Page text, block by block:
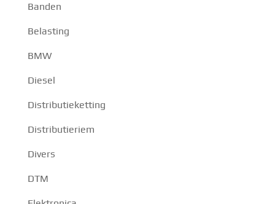
Banden
Belasting
BMW
Diesel
Distributieketting
Distributieriem
Divers
DTM